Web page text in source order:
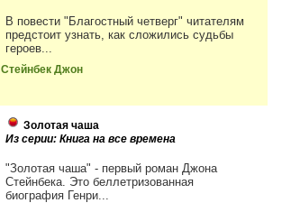
В повести "Благостный четверг" читателям
предстоит узнать, как сложились судьбы
героев...
Стейнбек Джон
Золотая чаша
Из серии: Книга на все времена
"Золотая чаша" - первый роман Джона
Стейнбека. Это беллетризованная
биография Генри...